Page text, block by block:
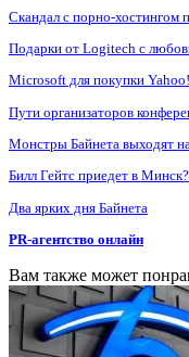
Скандал с порно-хостингом
Подарки от Logitech с
Microsoft для покупки Yahoo!
Пути организаторов
Монстры Байнета выходят
Билл Гейтс приедет в Минск?
Два ярких дня Байнета
PR-агентство онлайн
Вам также может